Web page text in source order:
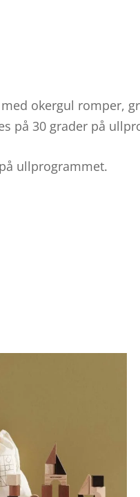
okergul romper,
på 30 grader på
ullprogrammet.